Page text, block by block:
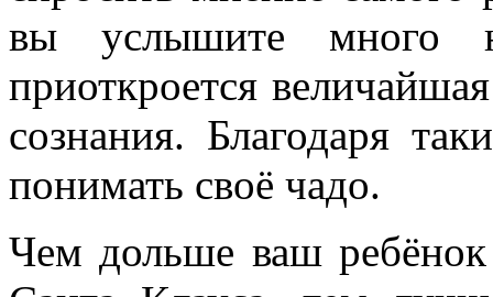
вы услышите много
приоткроется
сознания. Благодаря
понимать своё чадо.
Чем дольше ваш ребёнок